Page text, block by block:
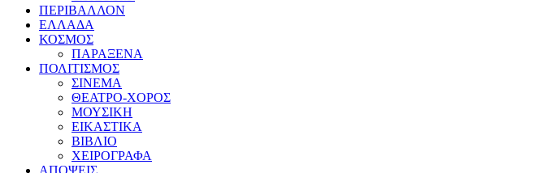
ΠΕΡΙΒΑΛΛΟΝ
ΕΛΛΑΔΑ
ΚΟΣΜΟΣ
ΠΑΡΑΞΕΝΑ
ΠΟΛΙΤΙΣΜΟΣ
ΣΙΝΕΜΑ
ΘΕΑΤΡΟ-ΧΟΡΟΣ
ΜΟΥΣΙΚΗ
ΕΙΚΑΣΤΙΚΑ
ΒΙΒΛΙΟ
ΧΕΙΡΟΓΡΑΦΑ
ΑΠΟΨΕΙΣ